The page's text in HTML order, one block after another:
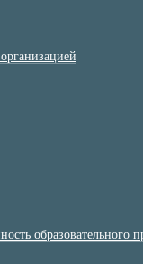
образовательного